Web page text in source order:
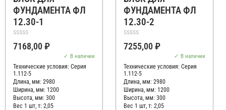
ФУНДАМЕНТА ФЛ
12.30-1
Оценка
0
7168,00₽
В наличии
Технические условия: Серия
1.112-5
Длина, мм: 2980
Ширина, мм: 1200
Высота, мм: 300
Вес 1 шт, т: 2,05
ФУНДАМЕНТА ФЛ
12.30-2
Оценка
0
7255,00₽
В наличии
Технические условия: Серия
1.112-5
Длина, мм: 2980
Ширина, мм: 1200
Высота, мм: 300
Вес 1 шт, т: 2,05